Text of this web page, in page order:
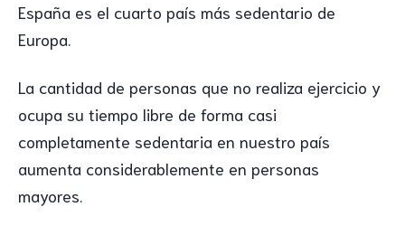
España es el cuarto país más sedentario de
Europa.
La cantidad de personas que no realiza ejercicio y
ocupa su tiempo libre de forma casi
completamente sedentaria en nuestro país
aumenta considerablemente en personas
mayores.